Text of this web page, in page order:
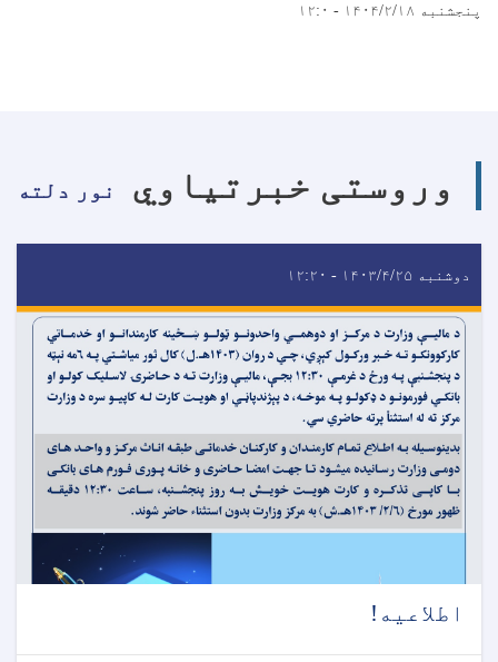
پنجشنبه ۱۴۰۴/۲/۱۸ - ۱۲:۰
وروستی خبرتیاوي نور دلته
دوشنبه ۱۴۰۳/۴/۲۵ - ۱۲:۲۰
اطلاعیه!